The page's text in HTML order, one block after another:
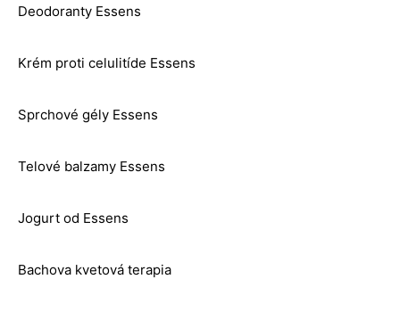
Deodoranty Essens
Krém proti celulitíde Essens
Sprchové gély Essens
Telové balzamy Essens
Jogurt od Essens
Bachova kvetová terapia